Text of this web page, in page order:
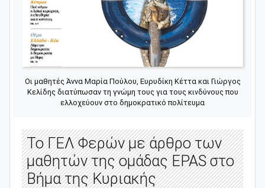
Οι μαθητές Άννα Μαρία Πούλου, Ευρυδίκη Κέττα και Γιώργος
Κελίδης διατύπωσαν τη γνώμη τους για τους κινδύνους που
ελλοχεύουν στο δημοκρατικό πολίτευμα
Το ΓΕΛ Φερών με άρθρο των
μαθητών της ομάδας EPAS στο
Βήμα της Κυριακής